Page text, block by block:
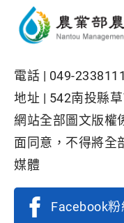
電話 | 049-2338111
地址 | 542南投縣
網站全部圖文版權
面同意，不得將全
媒體
Facebook粉